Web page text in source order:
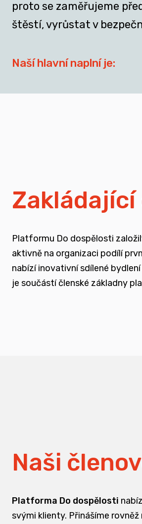
proto se zaměřujeme
štěstí, vyrůstat v
Naší hlavní naplní je:
rozvíjet dialog a vést
podporovat vzdělání a
měnit pohledy na práci s
Zakládající
Platformu Do dospělosti
aktivně na organizaci podílí
nabízí inovativní sdílené
je součástí členské základny
Naši
Platforma Do dospělosti
svými klienty. Přinášíme